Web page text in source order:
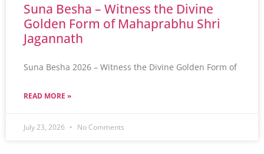
Suna Besha – Witness the Divine
Golden Form of Mahaprabhu Shri
Jagannath
Suna Besha 2026 – Witness the Divine Golden Form of
READ MORE »
July 23, 2026 No Comments